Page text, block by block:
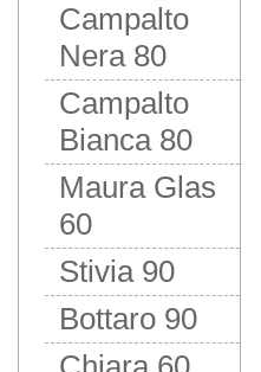
Campalto
Nera 80
Campalto
Bianca 80
Maura Glas
60
Stivia 90
Bottaro 90